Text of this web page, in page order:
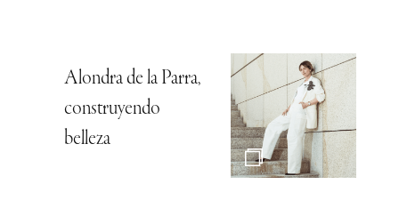
Alondra de la Parra,
construyendo
belleza